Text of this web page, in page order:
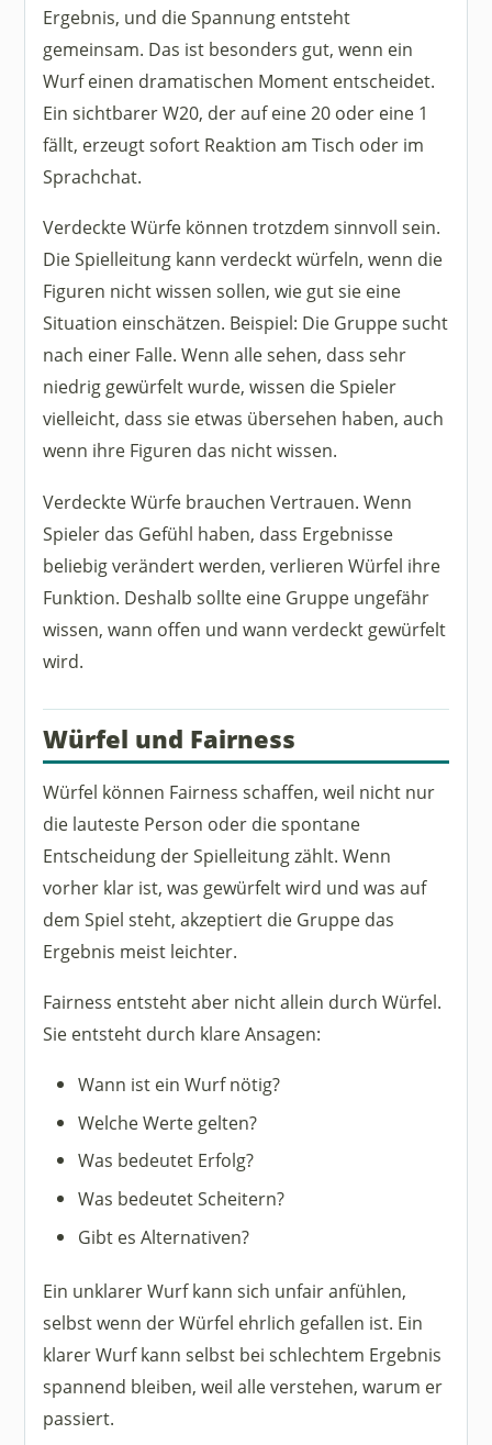
Ergebnis, und die Spannung entsteht
gemeinsam. Das ist besonders gut, wenn ein
Wurf einen dramatischen Moment entscheidet.
Ein sichtbarer W20, der auf eine 20 oder eine 1
fällt, erzeugt sofort Reaktion am Tisch oder im
Sprachchat.
Verdeckte Würfe können trotzdem sinnvoll sein.
Die Spielleitung kann verdeckt würfeln, wenn die
Figuren nicht wissen sollen, wie gut sie eine
Situation einschätzen. Beispiel: Die Gruppe sucht
nach einer Falle. Wenn alle sehen, dass sehr
niedrig gewürfelt wurde, wissen die Spieler
vielleicht, dass sie etwas übersehen haben, auch
wenn ihre Figuren das nicht wissen.
Verdeckte Würfe brauchen Vertrauen. Wenn
Spieler das Gefühl haben, dass Ergebnisse
beliebig verändert werden, verlieren Würfel ihre
Funktion. Deshalb sollte eine Gruppe ungefähr
wissen, wann offen und wann verdeckt gewürfelt
wird.
Würfel und Fairness
Würfel können Fairness schaffen, weil nicht nur
die lauteste Person oder die spontane
Entscheidung der Spielleitung zählt. Wenn
vorher klar ist, was gewürfelt wird und was auf
dem Spiel steht, akzeptiert die Gruppe das
Ergebnis meist leichter.
Fairness entsteht aber nicht allein durch Würfel.
Sie entsteht durch klare Ansagen:
Wann ist ein Wurf nötig?
Welche Werte gelten?
Was bedeutet Erfolg?
Was bedeutet Scheitern?
Gibt es Alternativen?
Ein unklarer Wurf kann sich unfair anfühlen,
selbst wenn der Würfel ehrlich gefallen ist. Ein
klarer Wurf kann selbst bei schlechtem Ergebnis
spannend bleiben, weil alle verstehen, warum er
passiert.